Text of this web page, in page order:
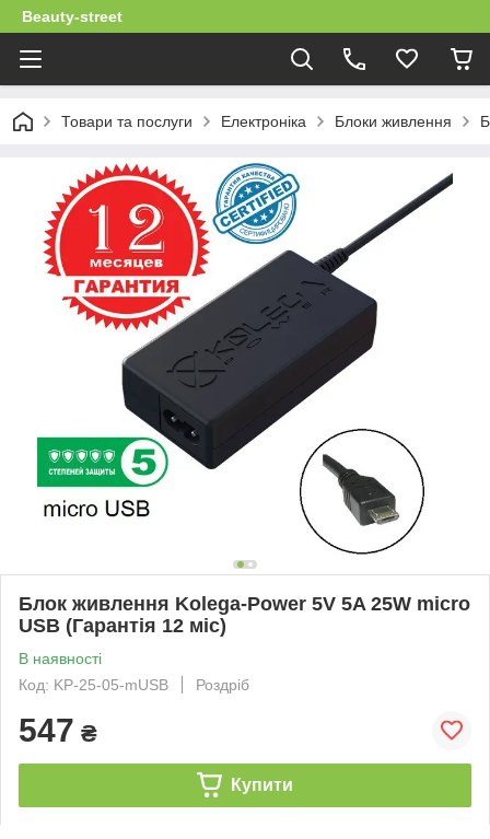
Beauty-street
Товари та послуги Електроніка Блоки живлення
Блок живлення Kolega-Power 5V 5A 25W micro
USB (Гарантія 12 міс)
В наявності
Код: KP-25-05-mUSB
Роздріб
547 ₴
Купити